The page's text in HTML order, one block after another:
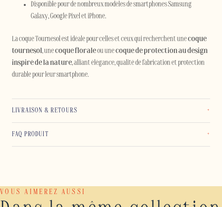
Disponible pour de nombreux modèles de smartphones Samsung
Galaxy, Google Pixel et iPhone.
La coque Tournesol est idéale pour celles et ceux qui recherchent unecoque
tournesol, unecoque floraleou unecoque de protection au design
inspiré de la nature, alliant élégance, qualité de fabrication et protection
durable pour leur smartphone.
LIVRAISON & RETOURS
FAQ PRODUIT
VOUS AIMEREZ AUSSI